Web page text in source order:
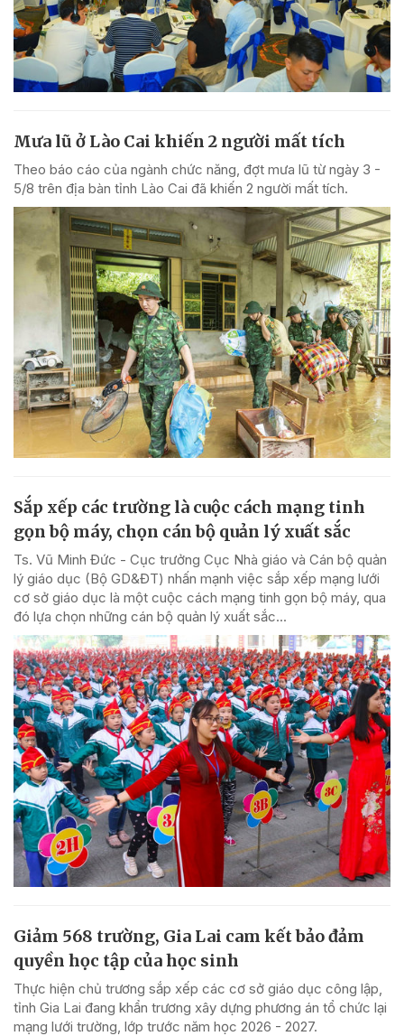
Mưa lũ ở Lào Cai khiến 2 người mất tích
Theo báo cáo của ngành chức năng, đợt mưa lũ từ ngày 3 -
5/8 trên địa bàn tỉnh Lào Cai đã khiến 2 người mất tích.
Sắp xếp các trường là cuộc cách mạng tinh
gọn bộ máy, chọn cán bộ quản lý xuất sắc
Ts. Vũ Minh Đức - Cục trưởng Cục Nhà giáo và Cán bộ quản
lý giáo dục (Bộ GD&ĐT) nhấn mạnh việc sắp xếp mạng lưới
cơ sở giáo dục là một cuộc cách mạng tinh gọn bộ máy, qua
đó lựa chọn những cán bộ quản lý xuất sắc...
Giảm 568 trường, Gia Lai cam kết bảo đảm
quyền học tập của học sinh
Thực hiện chủ trương sắp xếp các cơ sở giáo dục công lập,
tỉnh Gia Lai đang khẩn trương xây dựng phương án tổ chức lại
mạng lưới trường, lớp trước năm học 2026 - 2027.